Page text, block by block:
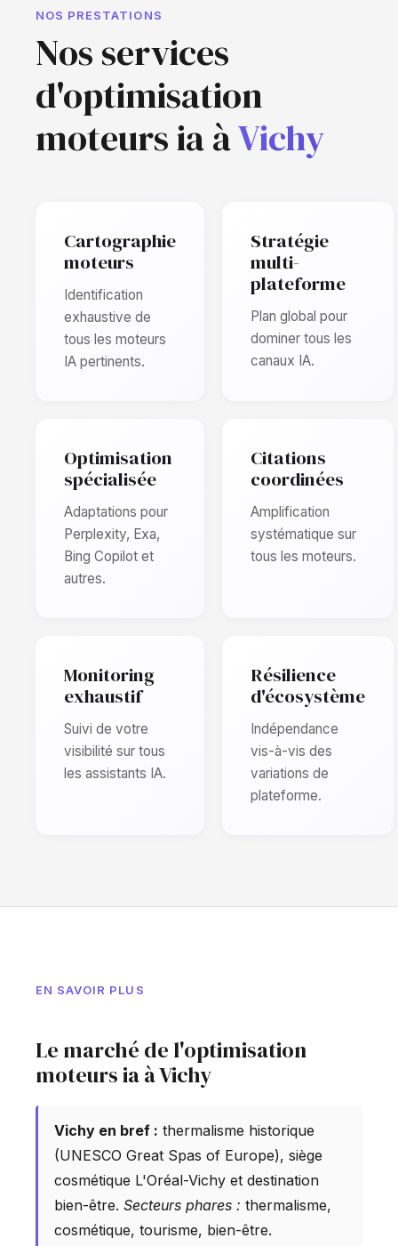
NOS PRESTATIONS
Nos services
d'optimisation
moteurs ia àVichy
Cartographie
moteurs
Identification
exhaustive de
tous les moteurs
IA pertinents.
Stratégie
multi-
plateforme
Plan global pour
dominer tous les
canaux IA.
Optimisation
spécialisée
Adaptations pour
Perplexity, Exa,
Bing Copilot et
autres.
Citations
coordinées
Amplification
systématique sur
tous les moteurs.
Monitoring
exhaustif
Suivi de votre
visibilité sur tous
les assistants IA.
Résilience
d'écosystème
Indépendance
vis-à-vis des
variations de
plateforme.
EN SAVOIR PLUS
Le marché de l'optimisation
moteurs ia à Vichy
Vichy en bref : thermalisme historique
(UNESCO Great Spas of Europe), siège
cosmétique L'Oréal-Vichy et destination
bien-être. Secteurs phares : thermalisme,
cosmétique, tourisme, bien-être.